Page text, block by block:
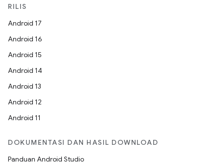
RILIS
Android 17
Android 16
Android 15
Android 14
Android 13
Android 12
Android 11
DOKUMENTASI DAN HASIL DOWNLOAD
Panduan Android Studio